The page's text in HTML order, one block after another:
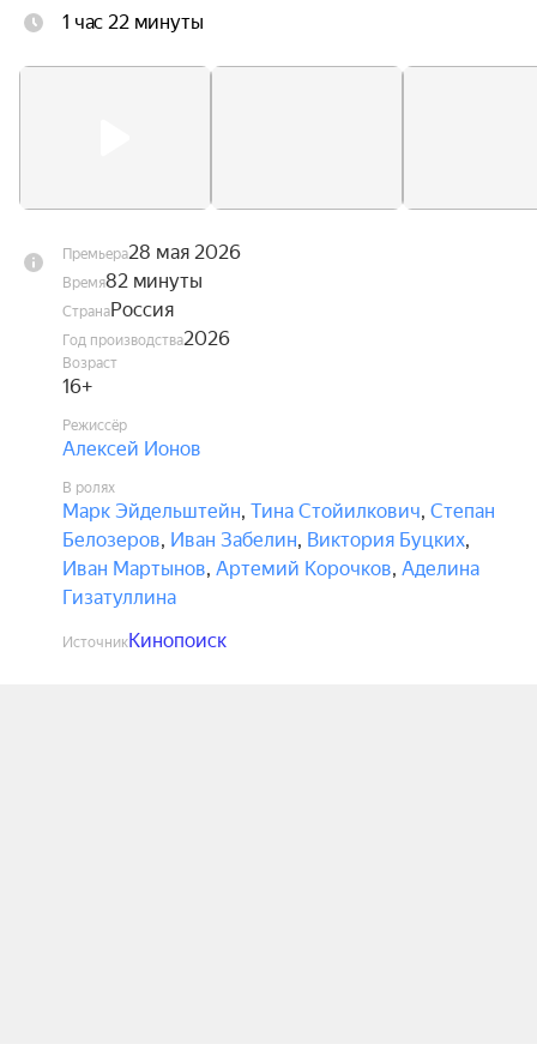
троим приходится прыгать без подготовки.
— но оказываются подвешены над горной
1 час 22 минуты
Премьера28 мая 2026
Время82 минуты
СтранаРоссия
Год производства2026
Возраст
16+
Режиссёр
Алексей Ионов
В ролях
Марк Эйдельштейн, Тина Стойилкович, Степан
Белозеров, Иван Забелин, Виктория Буцких,
Иван Мартынов, Артемий Корочков, Аделина
Гизатуллина
ИсточникКинопоиск